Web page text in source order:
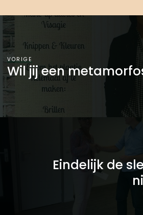
VORIGE
Wil jij een
Eindelijk de